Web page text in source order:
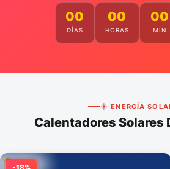
00
DÍAS
00
HORAS
00
MIN
☀️ ENERGÍA
Calentadores Solares